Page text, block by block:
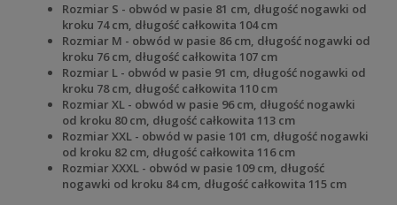
Rozmiar S - obwód w pasie 81 cm, długość nogawki od
kroku 74 cm, długość całkowita 104 cm
Rozmiar M - obwód w pasie 86 cm, długość nogawki od
kroku 76 cm, długość całkowita 107 cm
Rozmiar L - obwód w pasie 91 cm, długość nogawki od
kroku 78 cm, długość całkowita 110 cm
Rozmiar XL - obwód w pasie 96 cm, długość nogawki
od kroku 80 cm, długość całkowita 113 cm
Rozmiar XXL - obwód w pasie 101 cm, długość nogawki
od kroku 82 cm, długość całkowita 116 cm
Rozmiar XXXL - obwód w pasie 109 cm, długość
nogawki od kroku 84 cm, długość całkowita 115 cm